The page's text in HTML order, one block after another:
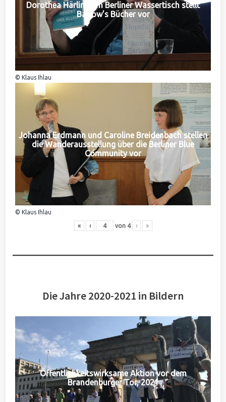
Dorothea Härlin vom Berliner Wassertisch stellt
Barlow's Bücher vor
© Klaus Ihlau
Johanna Erdmann und Caroline Breidenbach stellen
die Wanderausstellung über die Berliner Blue
Community vor
© Klaus Ihlau
« ‹ von 4 › »
Die Jahre 2020-2021 in Bildern
Öffentlichkeitswirksame Aktion vor dem
Brandenburger Tor, 2021